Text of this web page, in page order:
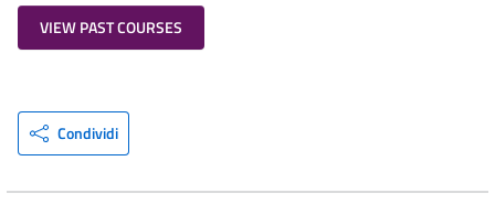
VIEW PAST COURSES
Condividi